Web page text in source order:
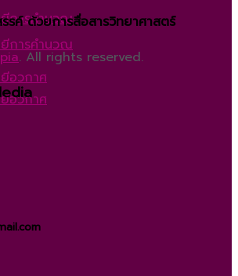
ยีการคำนวณ
ยีอวกาศ
ยีการคำนวณ
ยีอวกาศ
รค์ ด้วยการสื่อสารวิทยาศาสตร์
. All rights reserved.